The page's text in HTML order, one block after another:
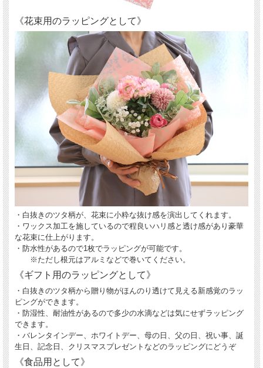
《花束用のラッピングとして》
・白抜きのツタ柄が、花束に小粋な抜け感を演出してくれます。
・ワックス加工を施しているので程良いハリ感と透け感があり豪華
な花束に仕上がります。
・防水性があるので1枚でラッピングが可能です。
※ただし根元はアルミなどで巻いてください。
《ギフト用のラッピングとして》
・白抜きのツタ柄から贈り物がほんのり透けて見える新感覚のラッ
ピングができます。
・防湿性、耐油性があるので多少の水滴などは気にせずラッピング
できます。
・バレンタインデー、ホワイトデー、母の日、父の日、祝い事、誕
生日、記念日、クリスマスプレゼントなどのラッピングにどうぞ
《食品用として》